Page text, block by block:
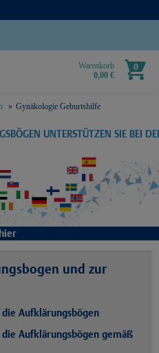
Warenkorb
0,00 €
0
Gynäkologie Geburtshilfe
UNTERSTÜTZEN SIE BEI
und zur
Aufklärungsbögen
Aufklärungsbögen gemäß